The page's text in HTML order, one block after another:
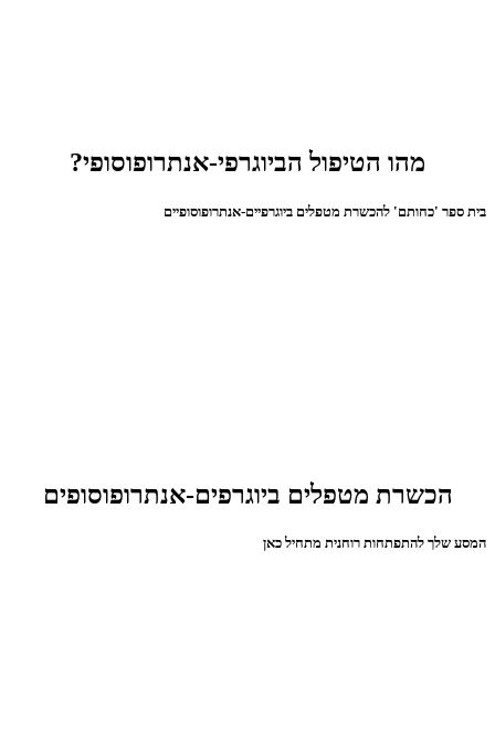
מהו הטיפול הביוגרפי-אנתרופוסופי?
בית ספר 'כחותם' להכשרת מטפלים ביוגרפיים-אנתרופוסופיים
הכשרת מטפלים ביוגרפים-אנתרופוסופים
המסע שלך להתפתחות רוחנית מתחיל כאן